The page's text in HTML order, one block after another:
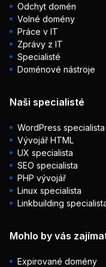
Odchyt domén
Volné domény
Práce v IT
Zprávy z IT
Specialisté
Doménové nástroje
Naši specialisté
WordPress specialista
Vývojář HTML
UX specialista
SEO specialista
PHP vývojář
Linux specialista
Linkbuilding
Mohlo by vás
Expirované domény